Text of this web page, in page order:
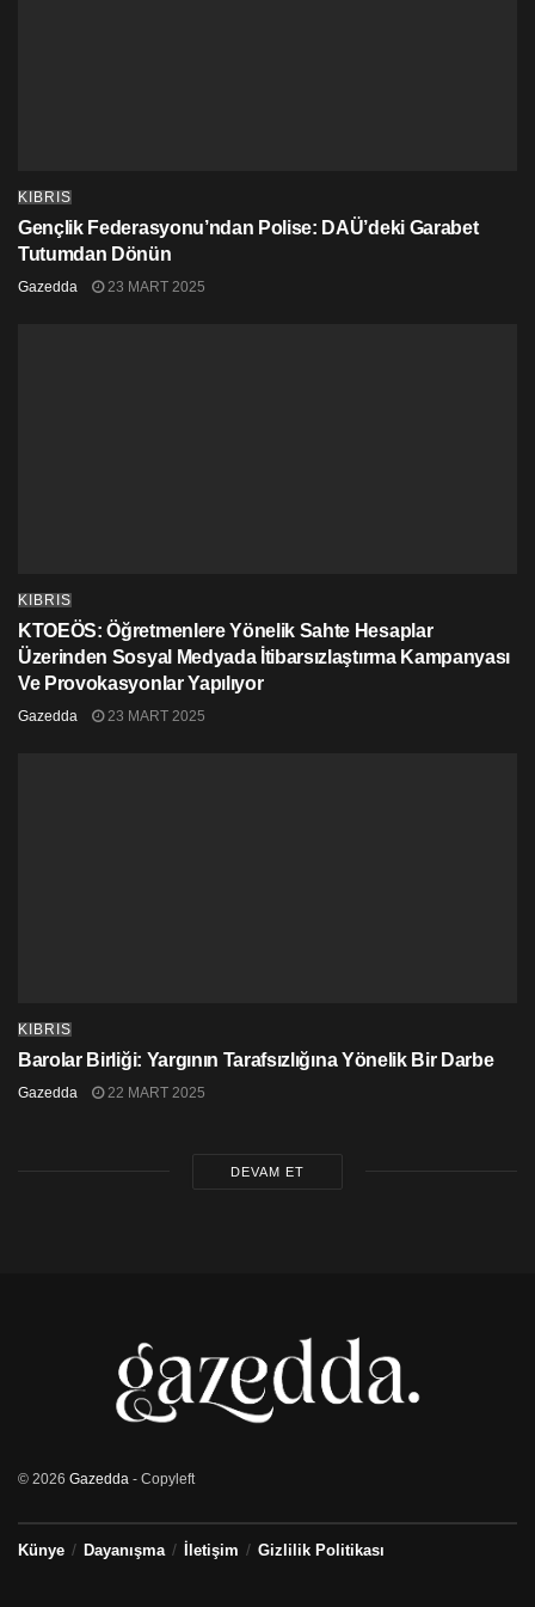
KIBRIS
Gençlik Federasyonu’ndan Polise: DAÜ’deki Garabet
Tutumdan Dönün
Gazedda 23 MART 2025
KIBRIS
KTOEÖS: Öğretmenlere Yönelik Sahte Hesaplar
Üzerinden Sosyal Medyada İtibarsızlaştırma Kampanyası
Ve Provokasyonlar Yapılıyor
Gazedda 23 MART 2025
KIBRIS
Barolar Birliği: Yargının Tarafsızlığına Yönelik Bir Darbe
Gazedda 22 MART 2025
DEVAM ET
© 2026 Gazedda - Copyleft
Künye Dayanışma İletişim Gizlilik Politikası